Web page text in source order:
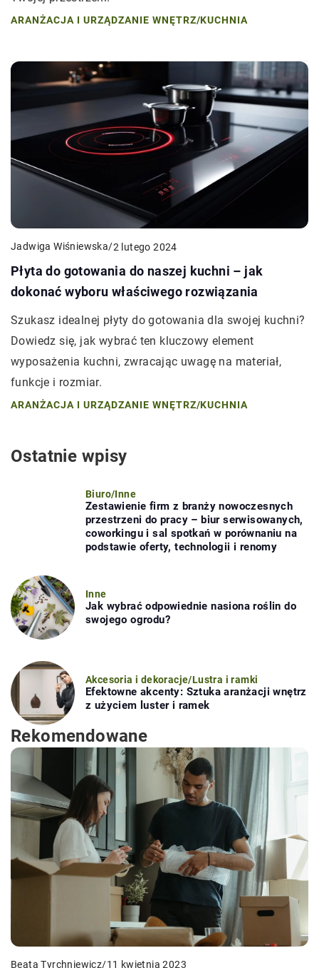
ARANŻACJA I URZĄDZANIE WNĘTRZ/KUCHNIA
Jadwiga Wiśniewska/2 lutego 2024
Płyta do gotowania do naszej kuchni – jak
dokonać wyboru właściwego rozwiązania
Szukasz idealnej płyty do gotowania dla swojej kuchni?
Dowiedz się, jak wybrać ten kluczowy element
wyposażenia kuchni, zwracając uwagę na materiał,
funkcje i rozmiar.
ARANŻACJA I URZĄDZANIE WNĘTRZ/KUCHNIA
Ostatnie wpisy
Biuro/Inne
Zestawienie firm z branży nowoczesnych
przestrzeni do pracy – biur serwisowanych,
coworkingu i sal spotkań w porównaniu na
podstawie oferty, technologii i renomy
Inne
Jak wybrać odpowiednie nasiona roślin do
swojego ogrodu?
Akcesoria i dekoracje/Lustra i ramki
Efektowne akcenty: Sztuka aranżacji wnętrz
z użyciem luster i ramek
Rekomendowane
Beata Tyrchniewicz/11 kwietnia 2023